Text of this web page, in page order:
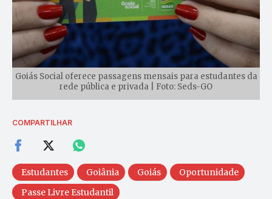
Goiás Social oferece passagens mensais para estudantes da
rede pública e privada | Foto: Seds-GO
COMPARTILHAR
Estudantes Goiânia Goiás
Oportunidade
Passe Livre Estudantil